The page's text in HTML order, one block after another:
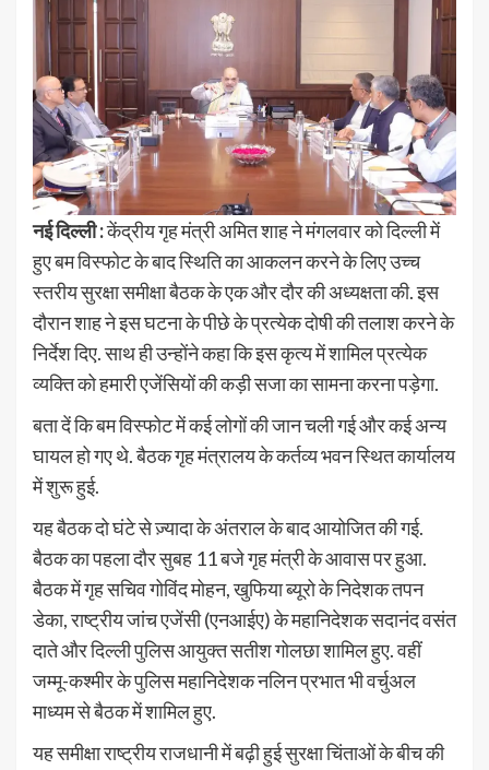
नई दिल्ली :केंद्रीय गृह मंत्री अमित शाह ने मंगलवार को दिल्ली में
हुए बम विस्फोट के बाद स्थिति का आकलन करने के लिए उच्च
स्तरीय सुरक्षा समीक्षा बैठक के एक और दौर की अध्यक्षता की. इस
दौरान शाह ने इस घटना के पीछे के प्रत्येक दोषी की तलाश करने के
निर्देश दिए. साथ ही उन्होंने कहा कि इस कृत्य में शामिल प्रत्येक
व्यक्ति को हमारी एजेंसियों की कड़ी सजा का सामना करना पड़ेगा.
बता दें कि बम विस्फोट में कई लोगों की जान चली गई और कई अन्य
घायल हो गए थे. बैठक गृह मंत्रालय के कर्तव्य भवन स्थित कार्यालय
में शुरू हुई.
यह बैठक दो घंटे से ज़्यादा के अंतराल के बाद आयोजित की गई.
बैठक का पहला दौर सुबह 11 बजे गृह मंत्री के आवास पर हुआ.
बैठक में गृह सचिव गोविंद मोहन, खुफिया ब्यूरो के निदेशक तपन
डेका, राष्ट्रीय जांच एजेंसी (एनआईए) के महानिदेशक सदानंद वसंत
दाते और दिल्ली पुलिस आयुक्त सतीश गोलछा शामिल हुए. वहीं
जम्मू-कश्मीर के पुलिस महानिदेशक नलिन प्रभात भी वर्चुअल
माध्यम से बैठक में शामिल हुए.
यह समीक्षा राष्ट्रीय राजधानी में बढ़ी हुई सुरक्षा चिंताओं के बीच की